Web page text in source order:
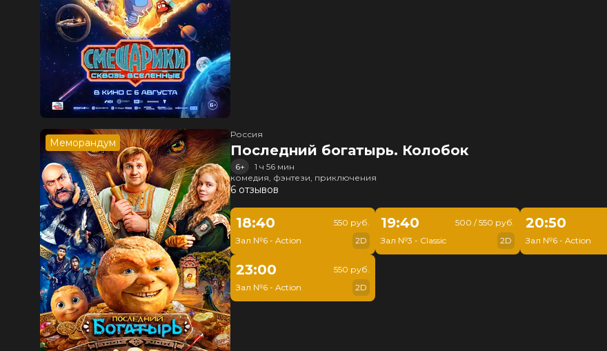
Меморандум
Россия
Последний богатырь. Колобок
6+
1 ч 56 мин
комедия, фэнтези, приключения
6 отзывов
18:40
Зал №6 - Action
550 руб.
2D
19:40
Зал №3 - Classic
500 / 550 руб.
2D
20:50
Зал №6 - Action
23:00
Зал №6 - Action
550 руб.
2D